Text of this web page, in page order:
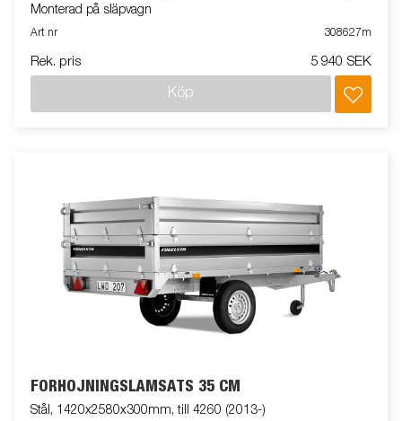
Monterad på släpvagn
Art nr 308627m
Rek. pris 5 940 SEK
Köp
FÖRHÖJNINGSLÄMSATS 35 CM
Stål, 1420x2580x300mm, till 4260 (2013-)